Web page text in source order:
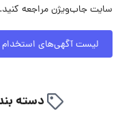
سایت جاب‌ویژن مراجعه کنید.
لیست آگهی‌های استخدام
دسته